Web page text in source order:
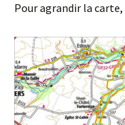
Pour agrandir la carte,